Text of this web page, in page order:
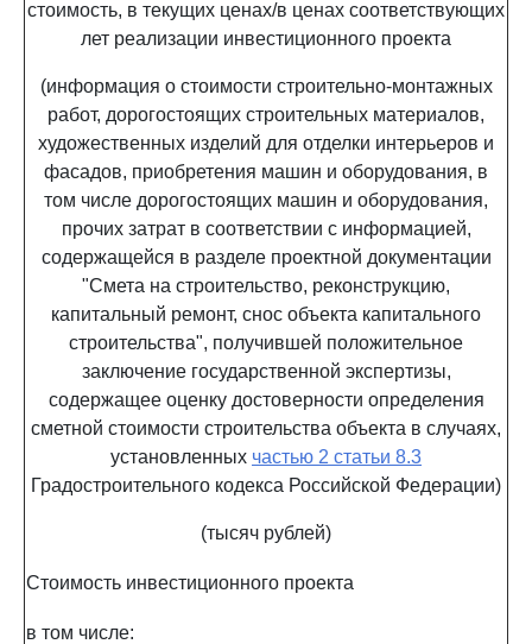
стоимость, в текущих ценах/в ценах соответствующих
лет реализации инвестиционного проекта
(информация о стоимости строительно-монтажных
работ, дорогостоящих строительных материалов,
художественных изделий для отделки интерьеров и
фасадов, приобретения машин и оборудования, в
том числе дорогостоящих машин и оборудования,
прочих затрат в соответствии с информацией,
содержащейся в разделе проектной документации
"Смета на строительство, реконструкцию,
капитальный ремонт, снос объекта капитального
строительства", получившей положительное
заключение государственной экспертизы,
содержащее оценку достоверности определения
сметной стоимости строительства объекта в случаях,
установленных частью 2 статьи 8.3
Градостроительного кодекса Российской Федерации)
(тысяч рублей)
Стоимость инвестиционного проекта
в том числе: